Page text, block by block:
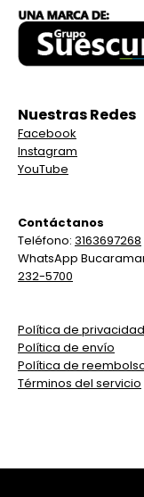
Nuestras Redes
Facebook
Instagram
YouTube
Contáctanos
Teléfono: 3163697268
WhatsApp
232-5700
Política de privacidad
Política de envío
Política de
Términos del servicio